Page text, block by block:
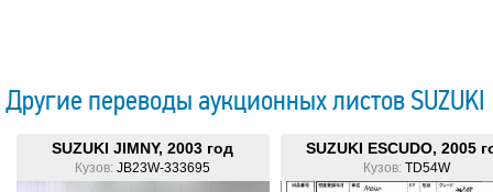
Другие переводы аукционных листов SUZUKI
SUZUKI JIMNY, 2003 год
Кузов: JB23W-333695
SUZUKI ESCUDO, 2005
Кузов: TD54W